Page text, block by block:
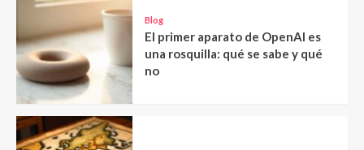
Blog
El primer aparato de OpenAI es
una rosquilla: qué se sabe y qué
no